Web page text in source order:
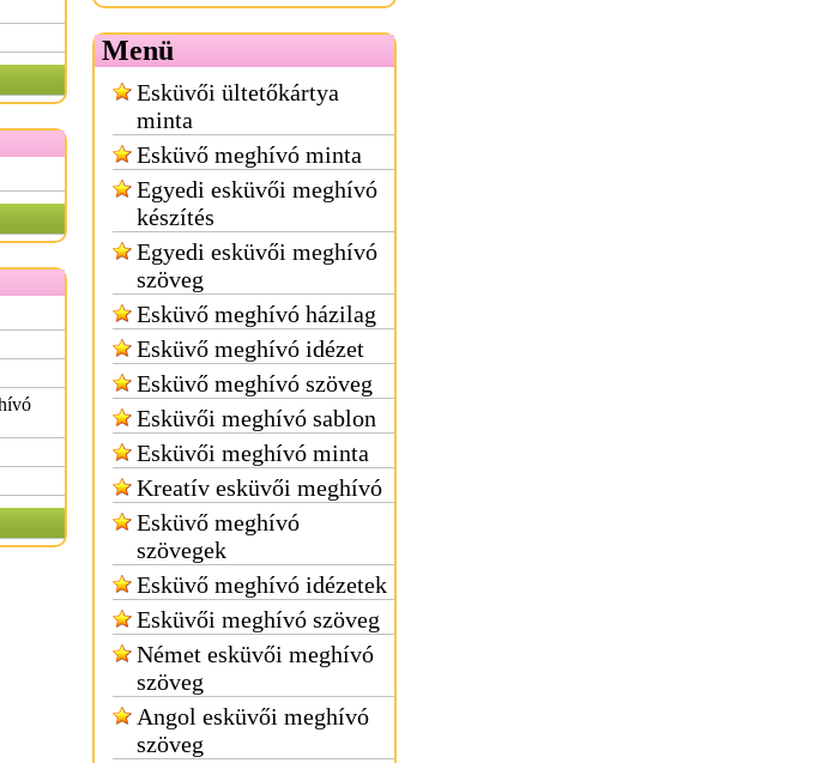
Menü
Esküvői ültetőkártya
minta
Esküvő meghívó minta
Egyedi esküvői meghívó
készítés
Egyedi esküvői meghívó
szöveg
Esküvő meghívó házilag
Esküvő meghívó idézet
Esküvő meghívó szöveg
Esküvői meghívó sablon
Esküvői meghívó minta
Kreatív esküvői meghívó
Esküvő meghívó
szövegek
Esküvő meghívó idézetek
Esküvői meghívó szöveg
Német esküvői meghívó
szöveg
Angol esküvői meghívó
szöveg